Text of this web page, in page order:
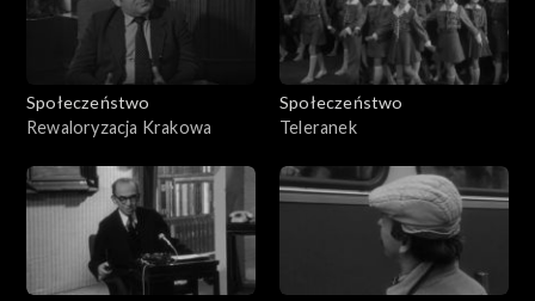
Społeczeństwo
Rewaloryzacja Krakowa
Społeczeństwo
Teleranek